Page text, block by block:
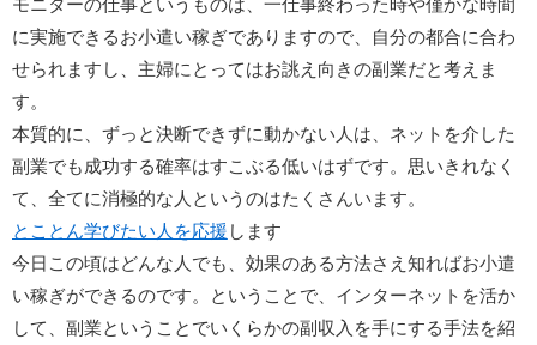
モニターの仕事というものは、一仕事終わった時や僅かな時間
に実施できるお小遣い稼ぎでありますので、自分の都合に合わ
せられますし、主婦にとってはお誂え向きの副業だと考えま
す。
本質的に、ずっと決断できずに動かない人は、ネットを介した
副業でも成功する確率はすこぶる低いはずです。思いきれなく
て、全てに消極的な人というのはたくさんいます。
とことん学びたい人を応援 します
今日この頃はどんな人でも、効果のある方法さえ知ればお小遣
い稼ぎができるのです。ということで、インターネットを活か
して、副業ということでいくらかの副収入を手にする手法を紹